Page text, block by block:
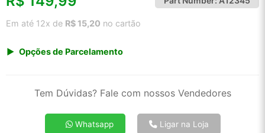
Em até 12x de R$ 15,20 no cartão
Opções de Parcelamento
2x de R$ 80,72
4x de R$ 41,57
Tem Dúvidas? Fale com nossos Vendedores
Whatsapp Ligar na Loja